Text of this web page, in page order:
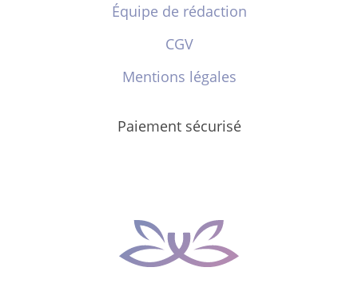
Équipe de rédaction
CGV
Mentions légales
Paiement sécurisé